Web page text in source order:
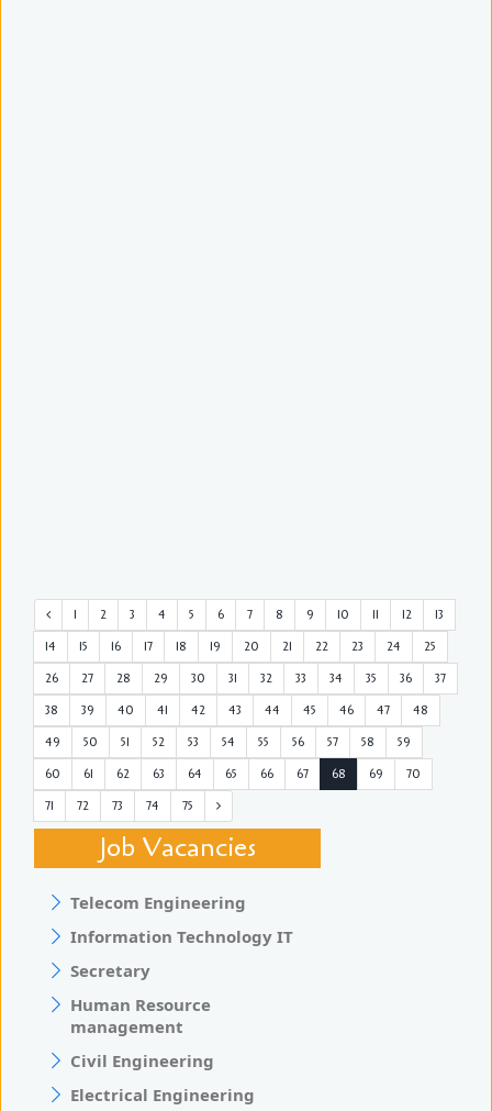
1 2 3 4 5 6 7 8 9 10 11 12
13
14
15 16 17 18 19 20 21 22 23 24
25
26
27 28 29 30 31 32 33 34 35 36
37
38
39 40 41 42 43 44 45 46 47
48
49
50 51 52 53 54 55 56 57 58
59
60
61 62 63 64 65 66 67 68 69
70
71
72 73 74 75
Job Vacancies
Telecom Engineering
Information Technology IT
Secretary
Human Resource
management
Civil Engineering
Electrical Engineering